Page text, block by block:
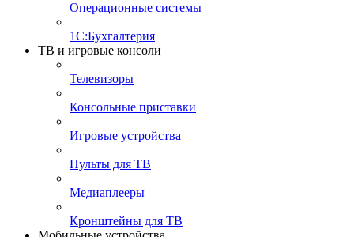
Операционные системы
1С:Бухгалтерия
ТВ и игровые консоли
Телевизоры
Консольные приставки
Игровые устройства
Пульты для ТВ
Медиаплееры
Кронштейны для ТВ